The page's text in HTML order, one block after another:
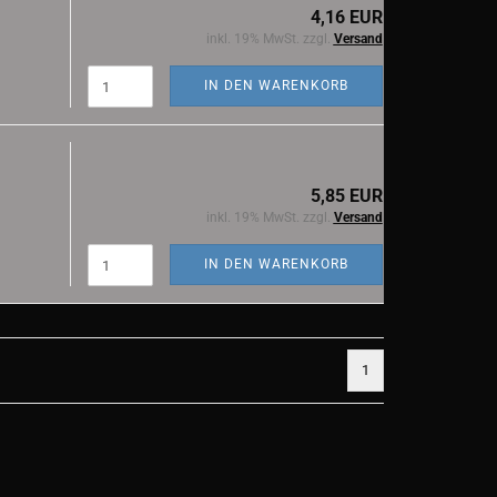
4,16 EUR
inkl. 19% MwSt. zzgl. Versand
IN DEN WARENKORB
5,85 EUR
inkl. 19% MwSt. zzgl. Versand
IN DEN WARENKORB
1